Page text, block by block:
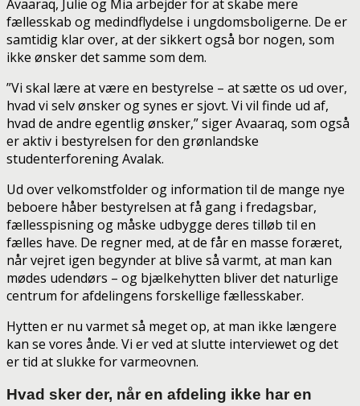
Avaaraq, Julie og Mia arbejder for at skabe mere
fællesskab og medindflydelse i ungdomsboligerne. De er
samtidig klar over, at der sikkert også bor nogen, som
ikke ønsker det samme som dem.
”Vi skal lære at være en bestyrelse – at sætte os ud over,
hvad vi selv ønsker og synes er sjovt. Vi vil finde ud af,
hvad de andre egentlig ønsker,” siger Avaaraq, som også
er aktiv i bestyrelsen for den grønlandske
studenterforening Avalak.
Ud over velkomstfolder og information til de mange nye
beboere håber bestyrelsen at få gang i fredagsbar,
fællesspisning og måske udbygge deres tilløb til en
fælles have. De regner med, at de får en masse foræret,
når vejret igen begynder at blive så varmt, at man kan
mødes udendørs – og bjælkehytten bliver det naturlige
centrum for afdelingens forskellige fællesskaber.
Hytten er nu varmet så meget op, at man ikke længere
kan se vores ånde. Vi er ved at slutte interviewet og det
er tid at slukke for varmeovnen.
Hvad sker der, når en afdeling ikke har en